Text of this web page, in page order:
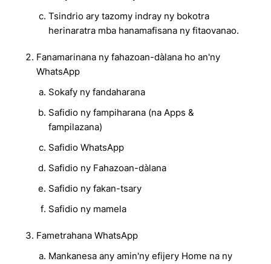
Tsindrio ary tazomy indray ny bokotra
herinaratra mba hanamafisana ny fitaovanao.
Fanamarinana ny fahazoan-dàlana ho an'ny
WhatsApp
Sokafy ny fandaharana
Safidio ny fampiharana (na Apps &
fampilazana)
Safidio WhatsApp
Safidio ny Fahazoan-dàlana
Safidio ny fakan-tsary
Safidio ny mamela
Fametrahana WhatsApp
Mankanesa any amin'ny efijery Home na ny